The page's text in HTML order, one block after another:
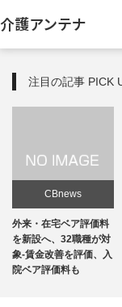
介護アンテナ
注目の記事 PICK
CBnews
敷地内薬局持つグルー
プ全体の評価見送り
へ-24年度報酬改定、次
回以降の検討課題に